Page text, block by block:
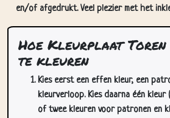
en/of afgedrukt. Veel plezier met het
Hoe Kleurplaat Toren
te kleuren
Kies eerst een effen kleur, een
kleurverloop. Kies daarna één kleur
of twee kleuren voor patronen en